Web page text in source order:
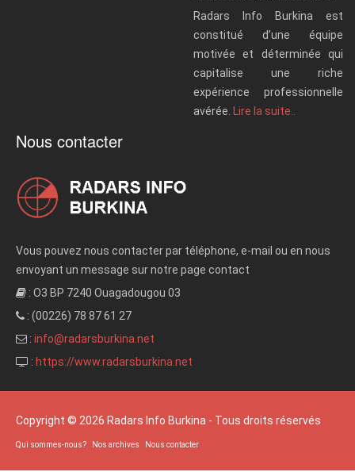
Radars Info Burkina est
constitué d’une équipe
motivée et déterminée qui
capitalise une riche
expérience professionnelle
avérée.
Lire la suite..
Nous contacter
Vous pouvez nous contacter par téléphone, e-mail ou en nous
envoyant un message sur notre page contact
: O3 BP 7240 Ouagadougou 03
: (00226) 78 87 61 27
: info@radarsburkina.net
: https://www.radarsburkina.net
Copyright © 2026 Radars Info Burkina - Tous droits réservés
Qui sommes-nous? Nos archives Nous contacter